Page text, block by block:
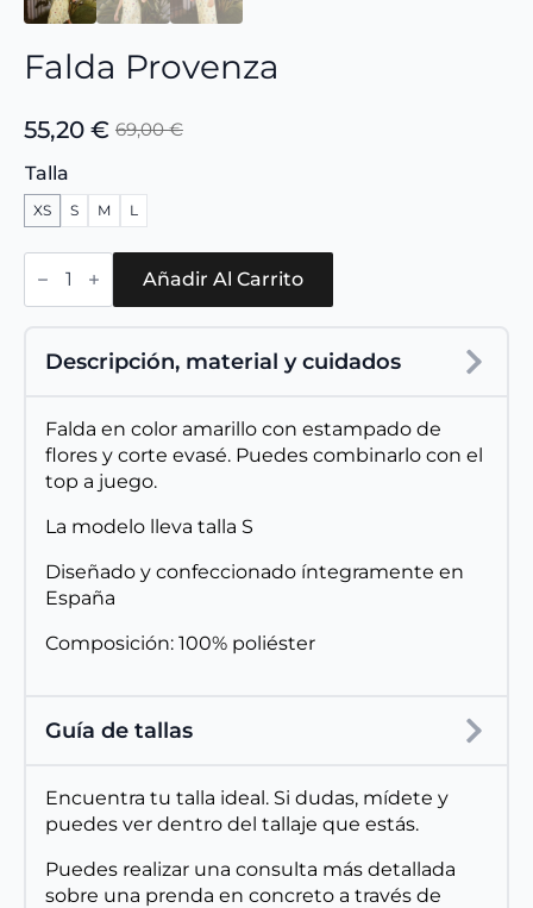
Falda Provenza
69,00€
El
precio
original
era:
69,00 €.
55,20 €
El
precio
actual
es:
55,20 €.
Talla
XS S M L
Falda
Provenza
Añadir Al Carrito
Descripción, material y cuidados
Falda en color amarillo con estampado de
flores y corte evasé. Puedes combinarlo con el
top a juego.
La modelo lleva talla S
Diseñado y confeccionado íntegramente en
España
Composición: 100% poliéster
Guía de tallas
Encuentra tu talla ideal. Si dudas, mídete y
puedes ver dentro del tallaje que estás.
Puedes realizar una consulta más detallada
sobre una prenda en concreto a través de